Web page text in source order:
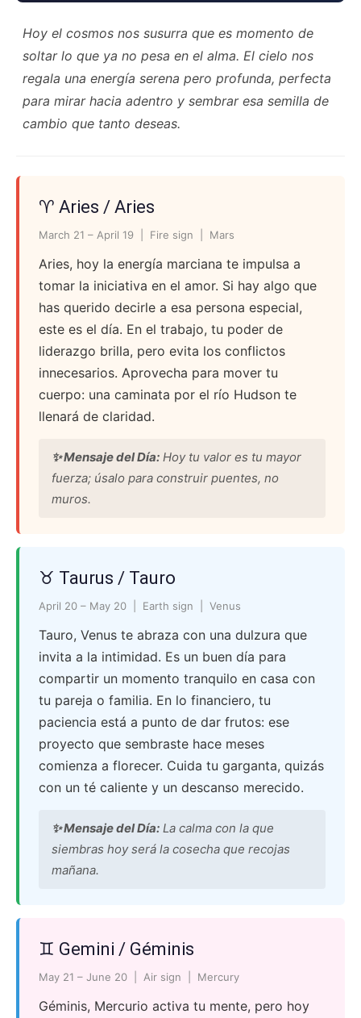
Hoy el cosmos nos susurra que es momento de
soltar lo que ya no pesa en el alma. El cielo nos
regala una energía serena pero profunda, perfecta
para mirar hacia adentro y sembrar esa semilla de
cambio que tanto deseas.
♈ Aries / Aries
March 21 – April 19 | Fire sign | Mars
Aries, hoy la energía marciana te impulsa a
tomar la iniciativa en el amor. Si hay algo que
has querido decirle a esa persona especial,
este es el día. En el trabajo, tu poder de
liderazgo brilla, pero evita los conflictos
innecesarios. Aprovecha para mover tu
cuerpo: una caminata por el río Hudson te
llenará de claridad.
✨ Mensaje del Día: Hoy tu valor es tu mayor
fuerza; úsalo para construir puentes, no
muros.
♉ Taurus / Tauro
April 20 – May 20 | Earth sign | Venus
Tauro, Venus te abraza con una dulzura que
invita a la intimidad. Es un buen día para
compartir un momento tranquilo en casa con
tu pareja o familia. En lo financiero, tu
paciencia está a punto de dar frutos: ese
proyecto que sembraste hace meses
comienza a florecer. Cuida tu garganta, quizás
con un té caliente y un descanso merecido.
✨ Mensaje del Día: La calma con la que
siembras hoy será la cosecha que recojas
mañana.
♊ Gemini / Géminis
May 21 – June 20 | Air sign | Mercury
Géminis, Mercurio activa tu mente, pero hoy